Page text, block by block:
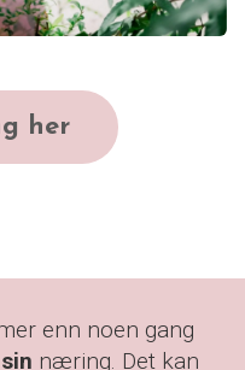
her
enn noen gang
sin næring. Det kan